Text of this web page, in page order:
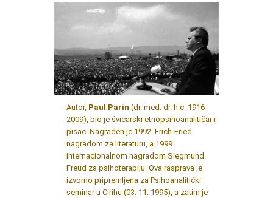
Autor, Paul Parin (dr. med. dr. h.c. 1916-
2009), bio je švicarski etnopsihoanalitičar i
pisac. Nagrađen je 1992. Erich-Fried
nagradom za literaturu, a 1999.
internacionalnom nagradom Siegmund
Freud za psihoterapiju. Ova rasprava je
izvorno pripremljena za Psihoanalitički
seminar u Cirihu (03. 11. 1995), a zatim je